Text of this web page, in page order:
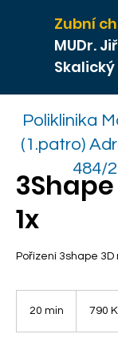
Zubní
MUDr.
Skalický
Poliklinika
(1.patro)
484/
1x
Pořízení 3shape
20 min
korun790